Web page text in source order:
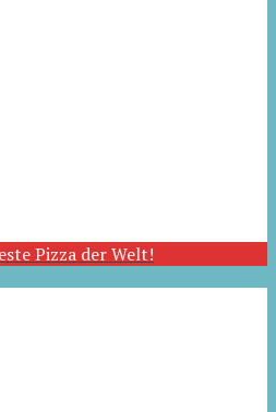
Pizza der Welt!